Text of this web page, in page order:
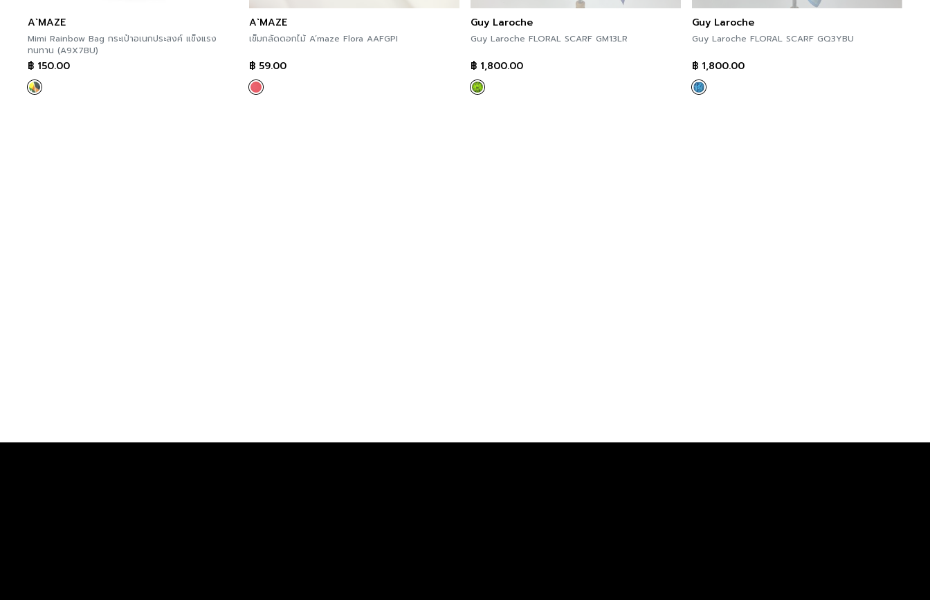
A`MAZE
Mimi Rainbow Bag กระเป๋าอเนกประสงค์ แข็งแรง
ทนทาน (A9X7BU)
฿ 150.00
A`MAZE
เข็มกลัดดอกไม้ A’maze Flora AAFGPI
฿ 59.00
Guy Laroche
Guy Laroche FLORAL SCARF GM13LR
฿ 1,800.00
Guy Laroche
Guy Laroche FLORAL SCARF GQ3YBU
฿ 1,800.00